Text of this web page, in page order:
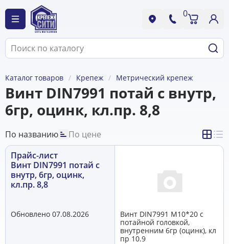
0
Каталог товаров Крепеж Метрический крепеж
Винт DIN7991 потай с внутр,
6гр, оцинк, кл.пр. 8,8
По названию
По цене
Прайс-лист
Винт DIN7991 потай с
внутр, 6гр, оцинк,
кл.пр. 8,8
Обновлено 07.08.2026
Винт DIN7991 М10*20 с
потайной головкой,
внутренним 6гр (оцинк), кл
пр 10.9